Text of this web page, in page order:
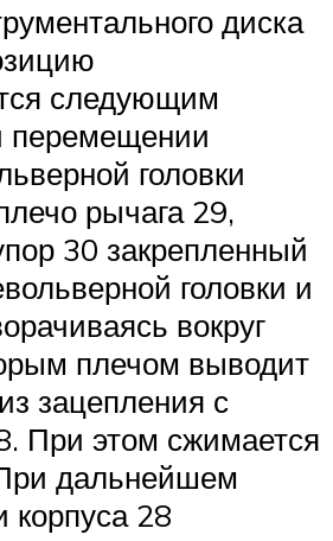
диска
следующим
перемещении
головки
рычага 29,
30 закрепленный
головки и
вокруг
плечом выводит
зацепления с
При этом сжимается
дальнейшем
28